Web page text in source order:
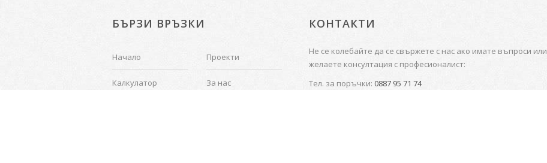
БЪРЗИ ВРЪЗКИ
Начало
Калкулатор
Проекти
За нас
КОНТАКТИ
Не се колебайте да се свържете с нас ако имате въпроси или
желаете консултация с професионалист:
Тел. за поръчки: 0887 95 71 74